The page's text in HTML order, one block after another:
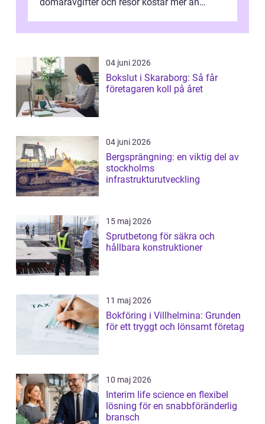
behöver...
04 juni 2026
Bokslut i Skaraborg: Så får
företagaren koll på året
04 juni 2026
Bergsprängning: en viktig del av
stockholms
infrastrukturutveckling
15 maj 2026
Sprutbetong för säkra och
hållbara konstruktioner
11 maj 2026
Bokföring i Villhelmina: Grunden
för ett tryggt och lönsamt företag
10 maj 2026
Interim life science en flexibel
lösning för en snabbföränderlig
bransch